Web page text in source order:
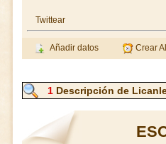
Twittear
Añadir datos Crear
1 Descripción de